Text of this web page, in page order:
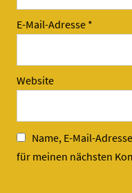
E-Mail-Adresse *
Website
Name, E-Mail-
für meinen nächsten